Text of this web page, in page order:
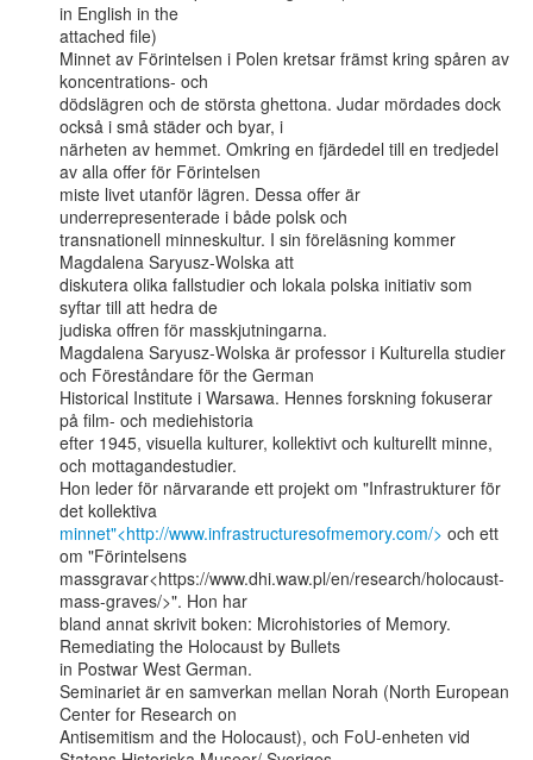
in English in the
attached file)
Minnet av Förintelsen i Polen kretsar främst kring spåren av
koncentrations- och
dödslägren och de största ghettona. Judar mördades dock
också i små städer och byar, i
närheten av hemmet. Omkring en fjärdedel till en tredjedel
av alla offer för Förintelsen
miste livet utanför lägren. Dessa offer är
underrepresenterade i både polsk och
transnationell minneskultur. I sin föreläsning kommer
Magdalena Saryusz-Wolska att
diskutera olika fallstudier och lokala polska initiativ som
syftar till att hedra de
judiska offren för masskjutningarna.
Magdalena Saryusz-Wolska är professor i Kulturella studier
och Föreståndare för the German
Historical Institute i Warsawa. Hennes forskning fokuserar
på film- och mediehistoria
efter 1945, visuella kulturer, kollektivt och kulturellt minne,
och mottagandestudier.
Hon leder för närvarande ett projekt om "Infrastrukturer för
minnet"<http://www.infrastructuresofmemory.com/> och ett
om "Förintelsens
massgravar<https://www.dhi.waw.pl/en/research/holocaust-
mass-graves/>". Hon har
bland annat skrivit boken: Microhistories of Memory.
Remediating the Holocaust by Bullets
in Postwar West German.
Seminariet är en samverkan mellan Norah (North European
Center for Research on
Antisemitism and the Holocaust), och FoU-enheten vid